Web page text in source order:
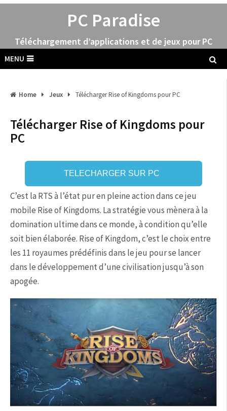
PC Paradise
Téléchargement d’applications et de jeux pour PC
MENU
Home Jeux Télécharger Rise of Kingdoms pour PC
Télécharger Rise of Kingdoms pour
PC
TELECHARGER SUR PC
C’est la RTS à l’état pur en pleine action dans ce jeu
mobile Rise of Kingdoms. La stratégie vous mènera à la
domination ultime dans ce monde, à condition qu’elle
soit bien élaborée. Rise of Kingdom, c’est le choix entre
les 11 royaumes prédéfinis dans le jeu pour se lancer
dans le développement d’une civilisation jusqu’à son
apogée.